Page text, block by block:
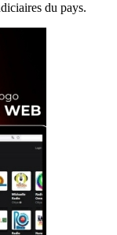
du pays.